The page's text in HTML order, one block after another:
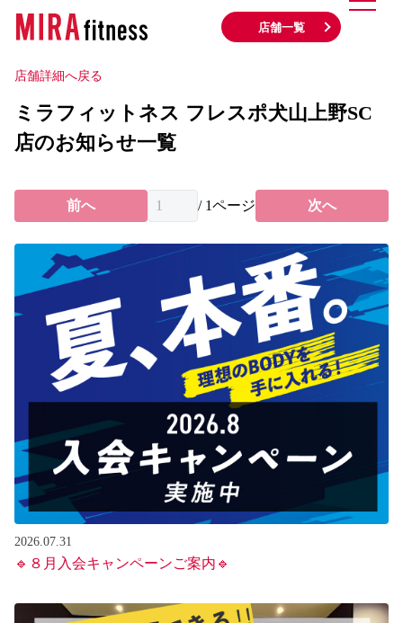
店舗一覧
店舗詳細へ戻る
ミラフィットネス フレスポ犬山上野SC
店のお知らせ一覧
前へ / 1ページ 次へ
2026.07.31
🔹８月入会キャンペーンご案内🔹